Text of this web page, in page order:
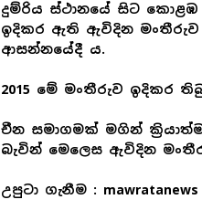
දුම්රිය ස්ථානයේ සිට
ඉදිකර ඇති ඇවිදින මංතීරුව
ආසන්නයේදී ය.
2015 මේ මංතීරුව ඉදිකර
චීන සමාගමක් මගින්
බැවින් මෙලෙස ඇවිදින
උපුටා ගැනීම : mawratanews